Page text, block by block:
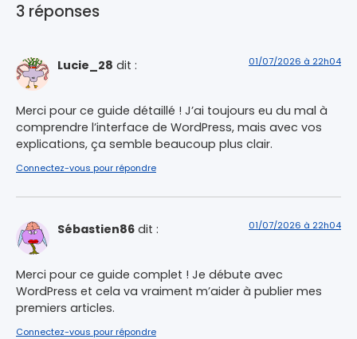
3 réponses
Lucie_28 dit : 01/07/2026 à 22h04
Merci pour ce guide détaillé ! J’ai toujours eu du mal à
comprendre l’interface de WordPress, mais avec vos
explications, ça semble beaucoup plus clair.
Connectez-vous pour répondre
Sébastien86 dit : 01/07/2026 à 22h04
Merci pour ce guide complet ! Je débute avec
WordPress et cela va vraiment m’aider à publier mes
premiers articles.
Connectez-vous pour répondre